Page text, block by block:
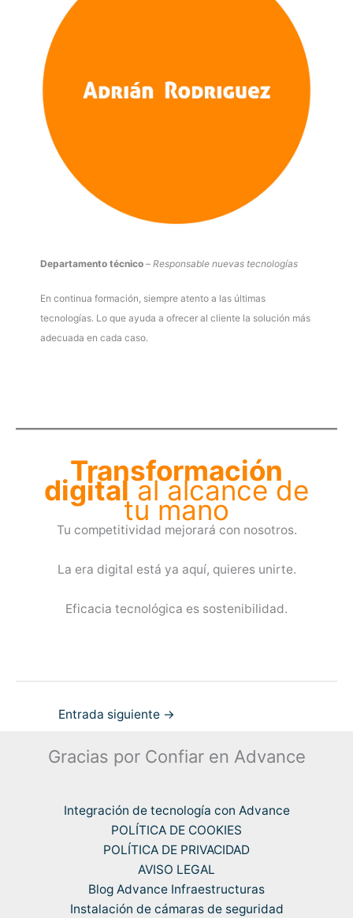
Departamento técnico –Responsable nuevas tecnologías
En continua formación, siempre atento a las últimas
tecnologías. Lo que ayuda a ofrecer al cliente la solución más
adecuada en cada caso.
Transformación
digitalal alcance de
tu mano
Tu competitividad mejorará con nosotros.
La era digital está ya aquí, quieres unirte.
Eficacia tecnológica es sostenibilidad.
Entrada siguiente →
Gracias por Confiar en Advance
Integración de tecnología con Advance
POLÍTICA DE COOKIES
POLÍTICA DE PRIVACIDAD
AVISO LEGAL
Blog Advance Infraestructuras
Instalación de cámaras de seguridad